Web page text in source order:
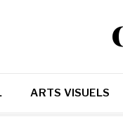
ARTS VISUELS